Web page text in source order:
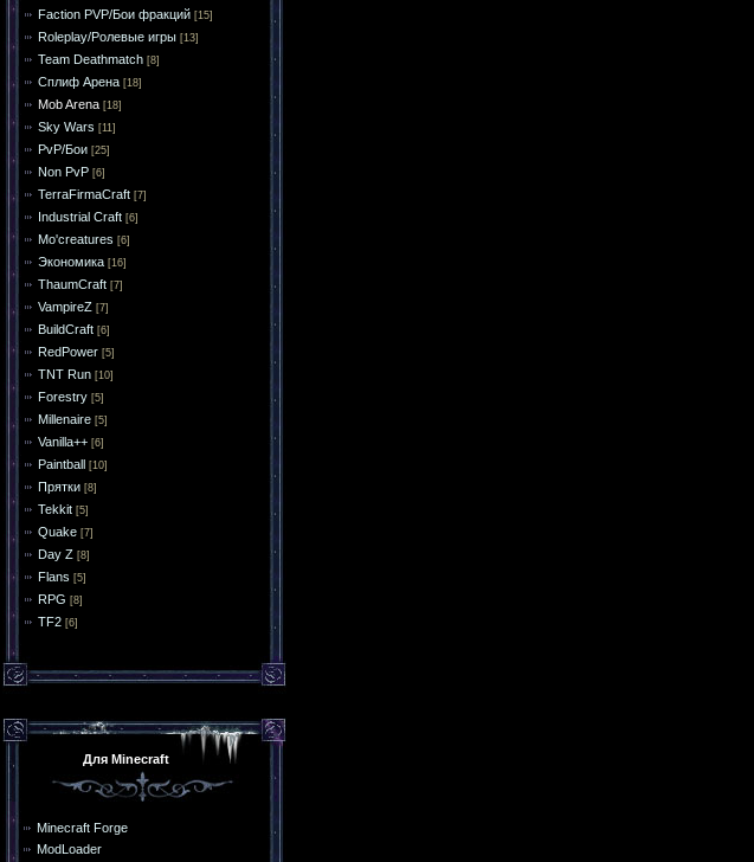
Faction PVP/Бои фракций [15]
Roleplay/Ролевые игры [13]
Team Deathmatch [8]
Сплиф Арена [18]
Mob Arena [18]
Sky Wars [11]
PvP/Бои [25]
Non PvP [6]
TerraFirmaCraft [7]
Industrial Craft [6]
Mo'creatures [6]
Экономика [16]
ThaumCraft [7]
VampireZ [7]
BuildCraft [6]
RedPower [5]
TNT Run [10]
Forestry [5]
Millenaire [5]
Vanilla++ [6]
Paintball [10]
Прятки [8]
Tekkit [5]
Quake [7]
Day Z [8]
Flans [5]
RPG [8]
TF2 [6]
Для Minecraft
Minecraft Forge
ModLoader